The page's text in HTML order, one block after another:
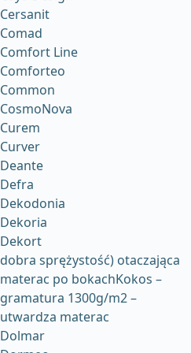
Cersanit
Comad
Comfort Line
Comforteo
Common
CosmoNova
Curem
Curver
Deante
Defra
Dekodonia
Dekoria
Dekort
dobra sprężystość) otaczająca
materac po bokachKokos –
gramatura 1300g/m2 –
utwardza materac
Dolmar